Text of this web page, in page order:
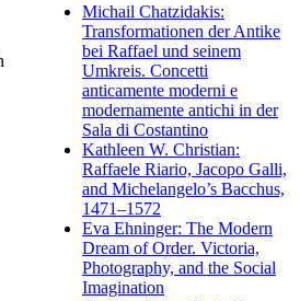
Michail Chatzidakis:
Transformationen der Antike
bei Raffael und seinem
Umkreis. Concetti
anticamente moderni e
modernamente antichi in der
Sala di Costantino
Kathleen W. Christian:
Raffaele Riario, Jacopo Galli,
and Michelangelo’s Bacchus,
1471–1572
Eva Ehninger: The Modern
Dream of Order. Victoria,
Photography, and the Social
Imagination